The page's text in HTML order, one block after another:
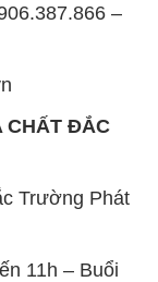
–
CHẤT ĐẮC
Trường Phát
11h – Buổi